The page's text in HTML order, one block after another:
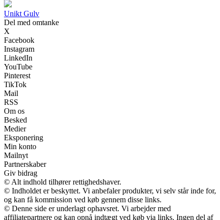
Unikt Gulv
Del med omtanke
X
Facebook
Instagram
LinkedIn
YouTube
Pinterest
TikTok
Mail
RSS
Om os
Besked
Medier
Eksponering
Min konto
Mailnyt
Partnerskaber
Giv bidrag
© Alt indhold tilhører rettighedshaver.
© Indholdet er beskyttet. Vi anbefaler produkter, vi selv står inde for,
og kan få kommission ved køb gennem disse links.
© Denne side er underlagt ophavsret. Vi arbejder med
affiliatepartnere og kan opnå indtægt ved køb via links. Ingen del af